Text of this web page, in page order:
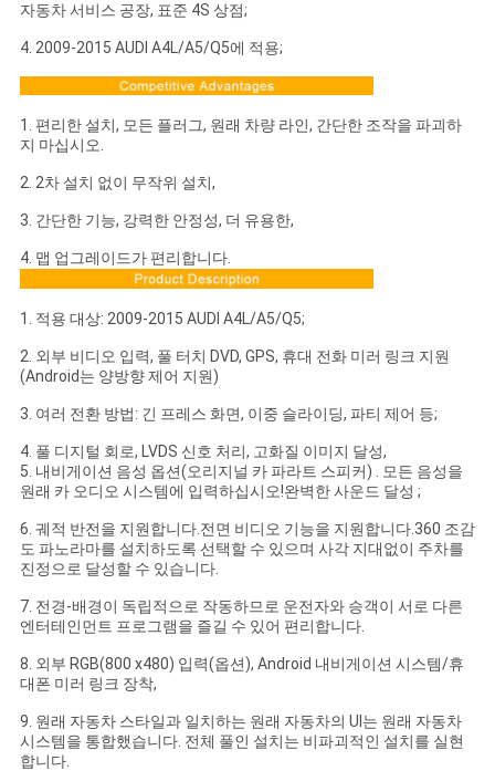
자동차 서비스 공장, 표준 4S 상점;
4. 2009-2015 AUDI A4L/A5/Q5에 적용;
1. 편리한 설치, 모든 플러그, 원래 차량 라인, 간단한 조작을 파괴하
지 마십시오.
2. 2차 설치 없이 무작위 설치,
3. 간단한 기능, 강력한 안정성, 더 유용한,
4. 맵 업그레이드가 편리합니다.
1. 적용 대상: 2009-2015 AUDI A4L/A5/Q5;
2. 외부 비디오 입력, 풀 터치 DVD, GPS, 휴대 전화 미러 링크 지원
(Android는 양방향 제어 지원)
3. 여러 전환 방법: 긴 프레스 화면, 이중 슬라이딩, 파티 제어 등;
4. 풀 디지털 회로, LVDS 신호 처리, 고화질 이미지 달성,
5. 내비게이션 음성 옵션(오리지널 카 파라트 스피커) . 모든 음성을
원래 카 오디오 시스템에 입력하십시오!완벽한 사운드 달성 ;
6. 궤적 반전을 지원합니다.전면 비디오 기능을 지원합니다.360 조감
도 파노라마를 설치하도록 선택할 수 있으며 사각 지대없이 주차를
진정으로 달성할 수 있습니다.
7. 전경-배경이 독립적으로 작동하므로 운전자와 승객이 서로 다른
엔터테인먼트 프로그램을 즐길 수 있어 편리합니다.
8. 외부 RGB(800 x480) 입력(옵션), Android 내비게이션 시스템/휴
대폰 미러 링크 장착,
9. 원래 자동차 스타일과 일치하는 원래 자동차의 UI는 원래 자동차
시스템을 통합했습니다. 전체 풀인 설치는 비파괴적인 설치를 실현
합니다.